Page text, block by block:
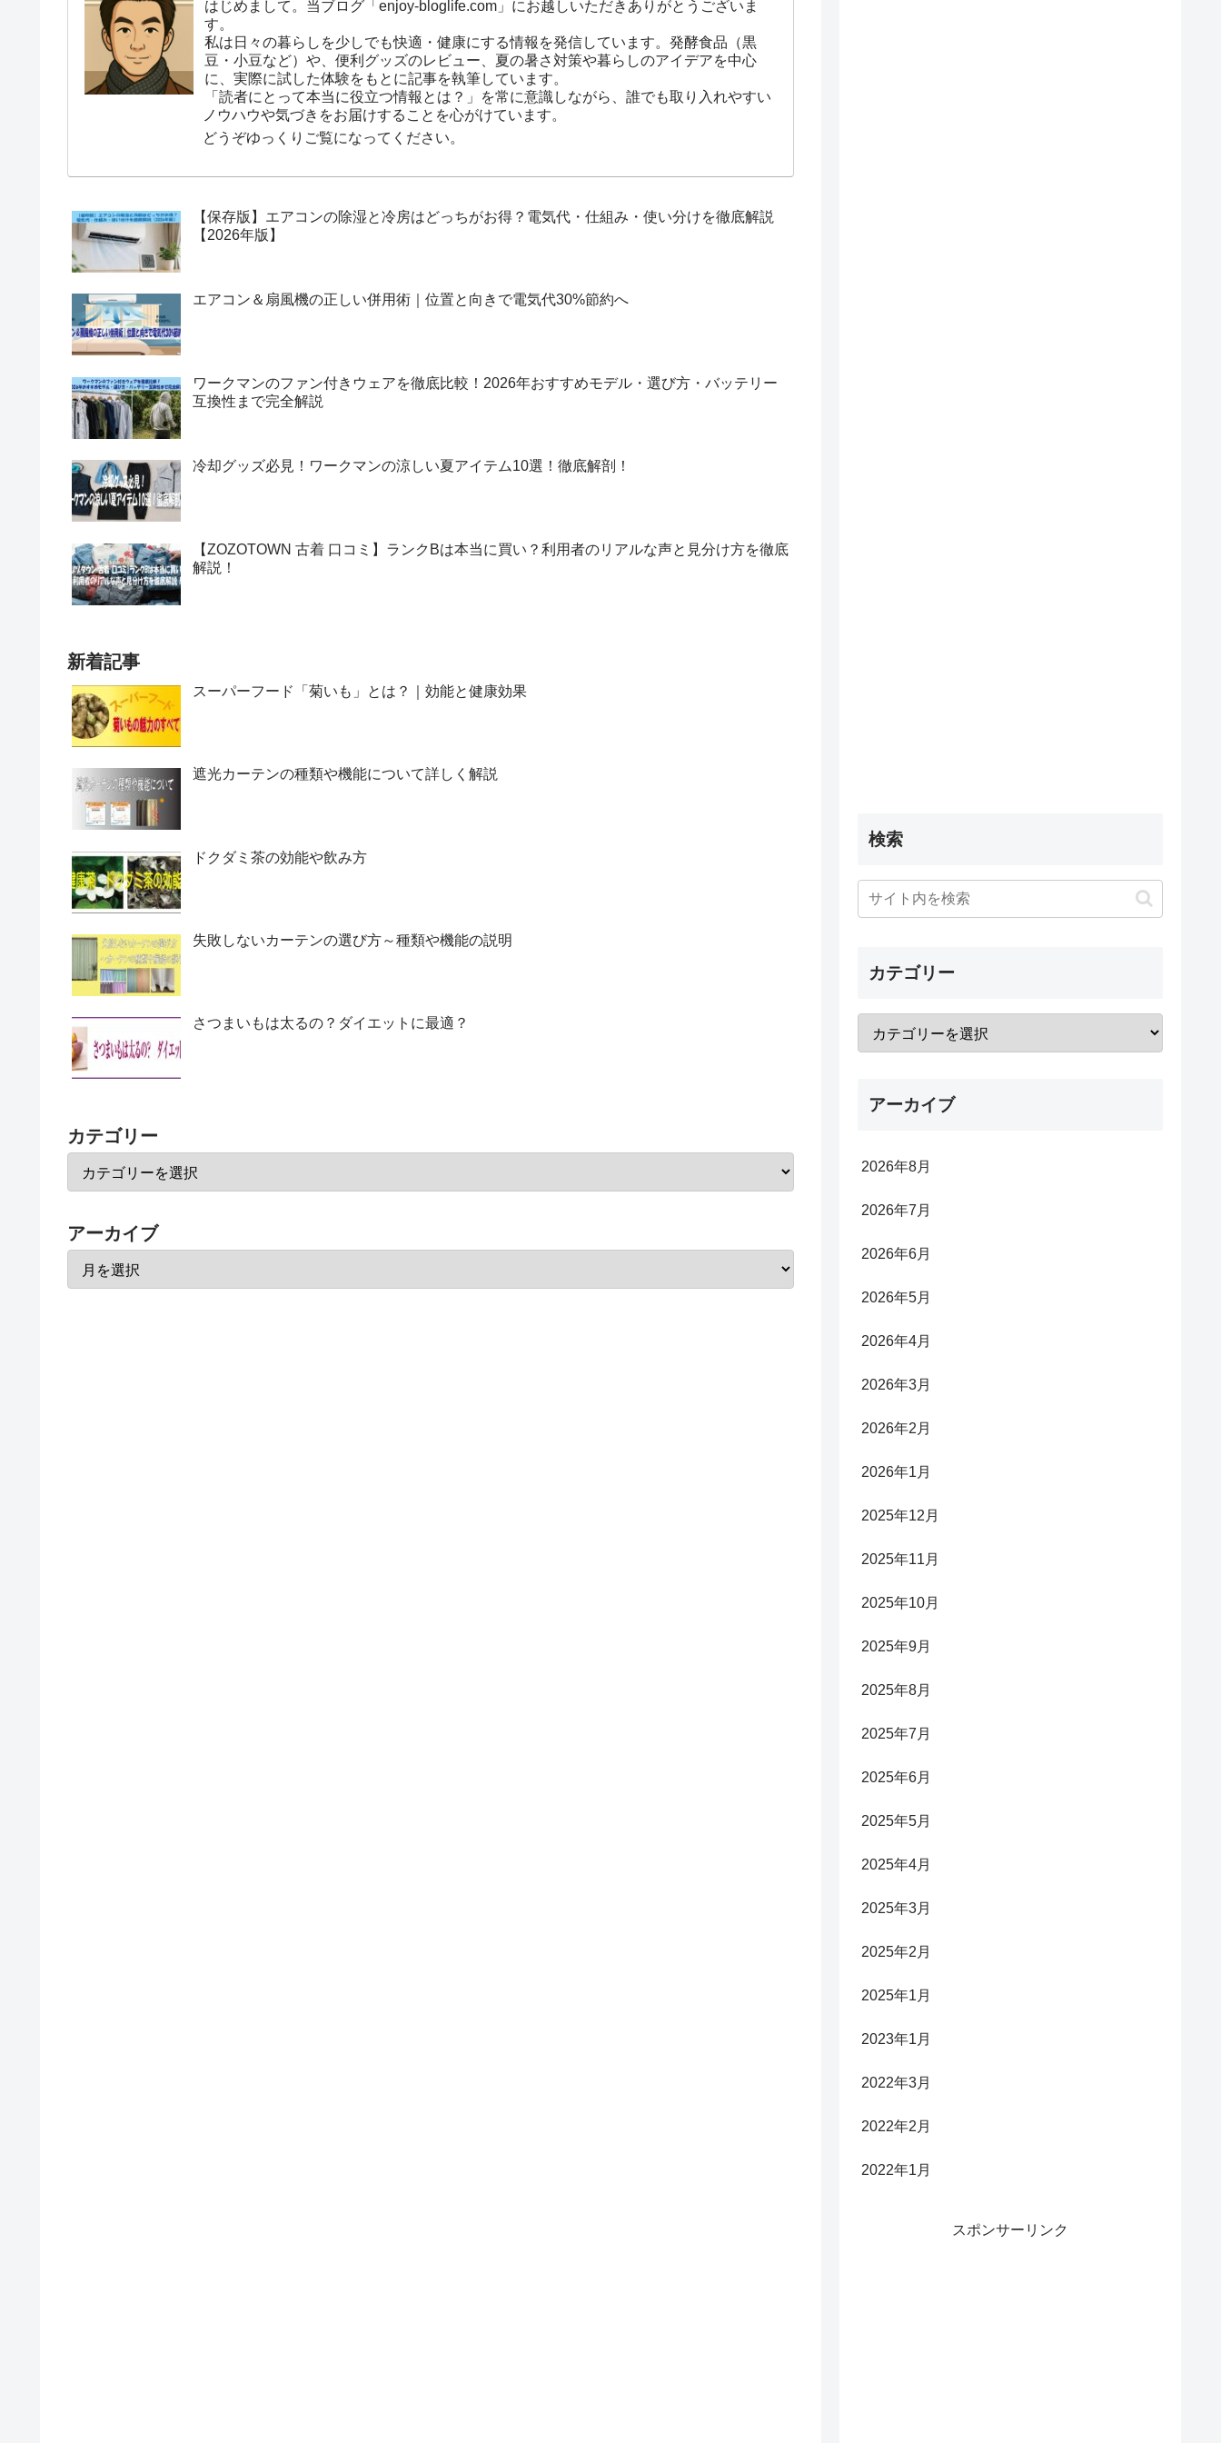
はじめまして。当ブログ「enjoy-bloglife.com」にお越しいただきありがとうございま
す。
私は日々の暮らしを少しでも快適・健康にする情報を発信しています。発酵食品（黒
豆・小豆など）や、便利グッズのレビュー、夏の暑さ対策や暮らしのアイデアを中心
に、実際に試した体験をもとに記事を執筆しています。
「読者にとって本当に役立つ情報とは？」を常に意識しながら、誰でも取り入れやすい
ノウハウや気づきをお届けすることを心がけています。
どうぞゆっくりご覧になってください。
【保存版】エアコンの除湿と冷房はどっちがお得？電気代・仕組み・使い分けを徹底解説
【2026年版】
エアコン＆扇風機の正しい併用術｜位置と向きで電気代30%節約へ
ワークマンのファン付きウェアを徹底比較！2026年おすすめモデル・選び方・バッテリー
互換性まで完全解説
冷却グッズ必見！ワークマンの涼しい夏アイテム10選！徹底解剖！
【ZOZOTOWN 古着 口コミ】ランクBは本当に買い？利用者のリアルな声と見分け方を徹底
解説！
新着記事
スーパーフード「菊いも」とは？｜効能と健康効果
遮光カーテンの種類や機能について詳しく解説
ドクダミ茶の効能や飲み方
失敗しないカーテンの選び方～種類や機能の説明
さつまいもは太るの？ダイエットに最適？
カテゴリー
アーカイブ
検索
カテゴリー
アーカイブ
2026年8月
2026年7月
2026年6月
2026年5月
2026年4月
2026年3月
2026年2月
2026年1月
2025年12月
2025年11月
2025年10月
2025年9月
2025年8月
2025年7月
2025年6月
2025年5月
2025年4月
2025年3月
2025年2月
2025年1月
2023年1月
2022年3月
2022年2月
2022年1月
スポンサーリンク